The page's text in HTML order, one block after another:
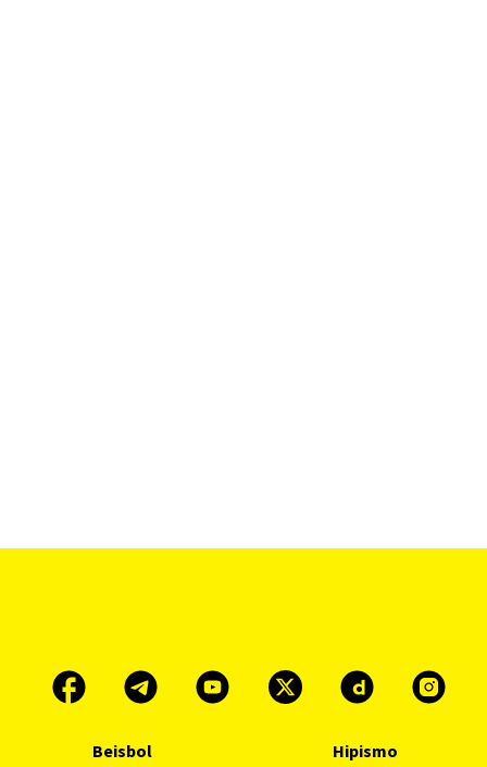
Beisbol Hipismo